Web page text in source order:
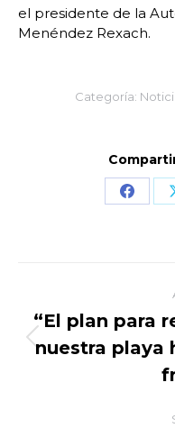
el presidente de la
Menéndez Rexach.
Categoría:
Share
entre
“El plan para
nuestra playa